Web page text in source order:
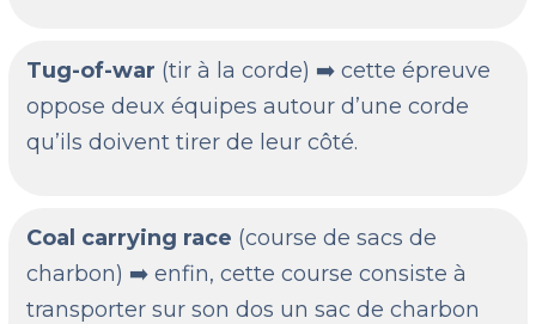
Tug-of-war (tir à la corde) ➡️ cette épreuve
oppose deux équipes autour d’une corde
qu’ils doivent tirer de leur côté.
Coal carrying race (course de sacs de
charbon) ➡️ enfin, cette course consiste à
transporter sur son dos un sac de charbon